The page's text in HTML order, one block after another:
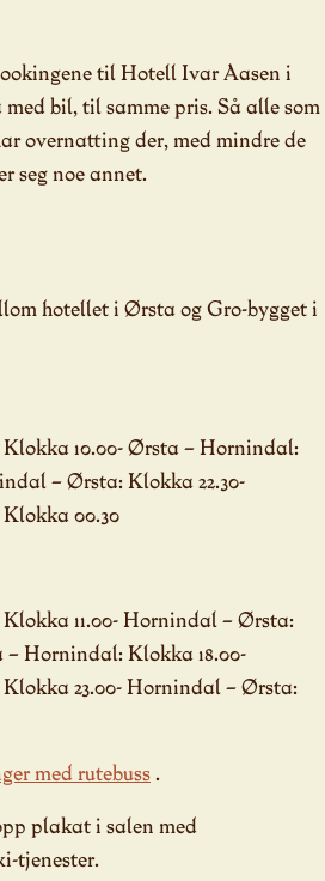
til Hotell Ivar Aasen i
bil, til samme pris. Så alle som
overnatting der, med mindre de
seg noe annet.
hotellet i Ørsta og Gro-bygget i
10.00- Ørsta – Hornindal:
– Ørsta: Klokka 22.30-
00.30
11.00- Hornindal – Ørsta:
Hornindal: Klokka 18.00-
23.00- Hornindal – Ørsta:
med rutebuss.
plakat i salen med
tjenester.